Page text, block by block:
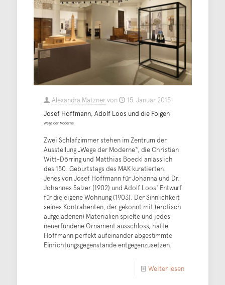
Alexandra Matznervon
15. Januar 2015
Josef Hoffmann, Adolf Loos und die Folgen
Wege der Moderne
Zwei Schlafzimmer stehen im Zentrum der
Ausstellung „Wege der Moderne“, die Christian
Witt-Dörring und Matthias Boeckl anlässlich
des 150. Geburtstags des MAK kuratierten.
Jenes von Josef Hoffmann für Johanna und Dr.
Johannes Salzer (1902) und Adolf Loos‘ Entwurf
für die eigene Wohnung (1903). Der Sinnlichkeit
seines Kontrahenten, der gekonnt mit (erotisch
aufgeladenen) Materialien spielte und jedes
neuerfundene Ornament ausschloss, hatte
Hoffmann perfekt aufeinander abgestimmte
Einrichtungsgegenstände entgegenzusetzen.
Weiter lesen